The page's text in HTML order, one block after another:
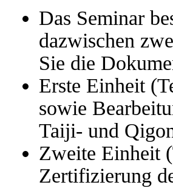
Das Seminar
dazwischen
Sie die
Erste Einheit
sowie
Taiji- und
Zweite Einheit
Zertifizierung